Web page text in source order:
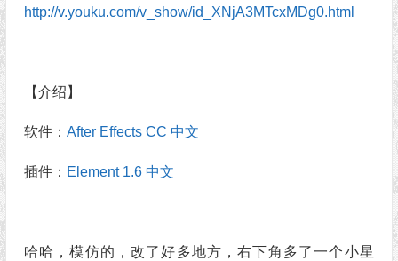
http://v.youku.com/v_show/id_XNjA3MTcxMDg0.html
【介绍】
软件： After Effects CC 中文
插件： Element 1.6 中文
哈哈，模仿的，改了好多地方，右下角多了一个小星